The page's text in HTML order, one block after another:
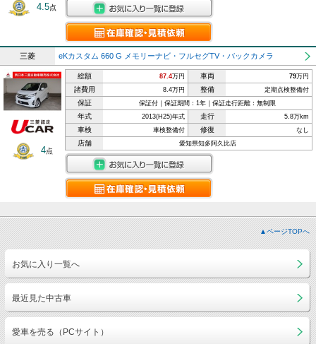
4.5点
三菱 eKカスタム 660 G メモリーナビ・フルセグTV・バックカメラ
4点
総額 87.4万円 車両 79万円
諸費用 8.4万円 整備 定期点検整備付
保証 保証付｜保証期間：1年｜保証走行距離：無制限
年式 2013(H25)年式 走行 5.8万km
車検 車検整備付 修復 なし
店舗 愛知県知多阿久比店
▲ページTOPへ
お気に入り一覧へ
最近見た中古車
愛車を売る（PCサイト）